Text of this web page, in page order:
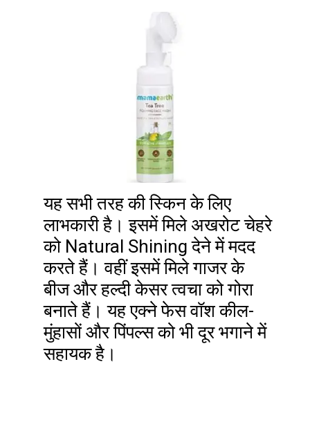
यह सभी तरह की स्किन के लिए
लाभकारी है। इसमें मिले अखरोट चेहरे
को Natural Shining देने में मदद
करते हैं। वहीं इसमें मिले गाजर के
बीज और हल्दी केसर त्वचा को गोरा
बनाते हैं। यह एक्ने फेस वॉश कील-
मुंहासों और पिंपल्स को भी दूर भगाने में
सहायक है।